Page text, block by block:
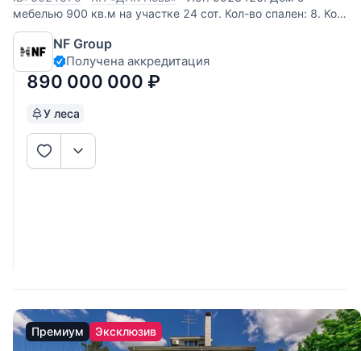
мебелью 900 кв.м на участке 24 cот. Кол-во спален: 8. Кол-
во с/у: 10. Поселок «Новь ДПК». Рублево-Успенское шоссе,
7 км от МКАД. Без комиссии для покупателя. Современная
резиденция 900 м² в самом центре Барвихи, в ДПК «Новь»
NF Group
Получена аккредитация
890 000 000 ₽
У леса
Премиум Эксклюзив